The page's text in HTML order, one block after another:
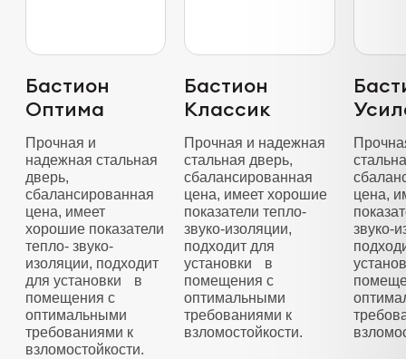
Бастион
Оптима
Прочная и
надежная стальная
дверь,
сбалансированная
цена, имеет
хорошие показатели
тепло- звуко-
изоляции, подходит
для установки в
помещения с
оптимальными
требованиями к
взломостойкости.
Бастион
Классик
Прочная и надежная
стальная дверь,
сбалансированная
цена, имеет хорошие
показатели тепло-
звуко-изоляции,
подходит для
установки в
помещения с
оптимальными
требованиями к
взломостойкости.
цена,
звуко-